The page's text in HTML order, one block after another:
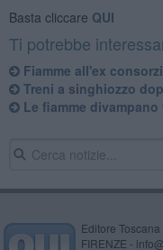
Basta cliccare QUI
Ti potrebbe
Fiamme all'ex
Treni a singhiozzo
Le fiamme
Editore
FIRENZE -